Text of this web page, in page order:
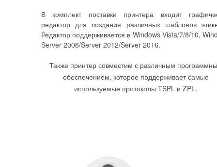
В комплект поставки принтера входит
редактор для создания различных шаблонов
Редактор поддерживается в Windows Vista/7/8/10,
Server 2008/Server 2012/Server 2016.
Также принтер совместим с различным
обеспечением, которое поддерживает самые
используемые протоколы TSPL и ZPL.